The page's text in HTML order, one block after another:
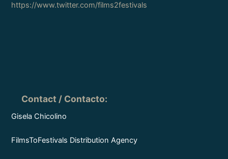
https://www.twitter.com/films2festivals
Contact / Contacto:
Gisela Chicolino
FilmsToFestivals Distribution Agency